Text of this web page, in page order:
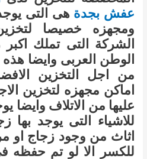
عفش بجدة هى التى
ومجهزه خصيصا
الشركة التى تملك
الوطن العربى وايضا
من اجل التخزين
اماكن مجهزه لتخزين
عليها من الاتلاف
للاشياء التى يوجد بها
اثاث من وجود زجاج او
للكسر الا لو تم